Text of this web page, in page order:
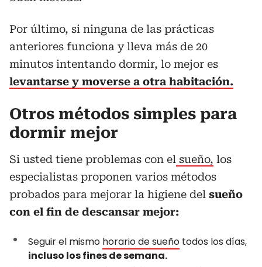
Por último, si ninguna de las prácticas
anteriores funciona y lleva más de 20
minutos intentando dormir, lo mejor es
levantarse y moverse a otra habitación.
Otros métodos simples para
dormir mejor
Si usted tiene problemas con el sueño, los
especialistas proponen varios métodos
probados para mejorar la higiene del sueño
con el fin de descansar mejor:
Seguir el mismo horario de sueño todos los días,
incluso los fines de semana.